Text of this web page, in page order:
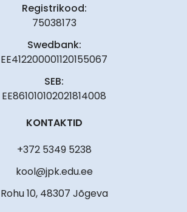
Registrikood:
75038173
Swedbank:
EE412200001120155067
SEB:
EE861010102021814008
KONTAKTID
+372 5349 5238
kool@jpk.edu.ee
Rohu 10, 48307 Jõgeva